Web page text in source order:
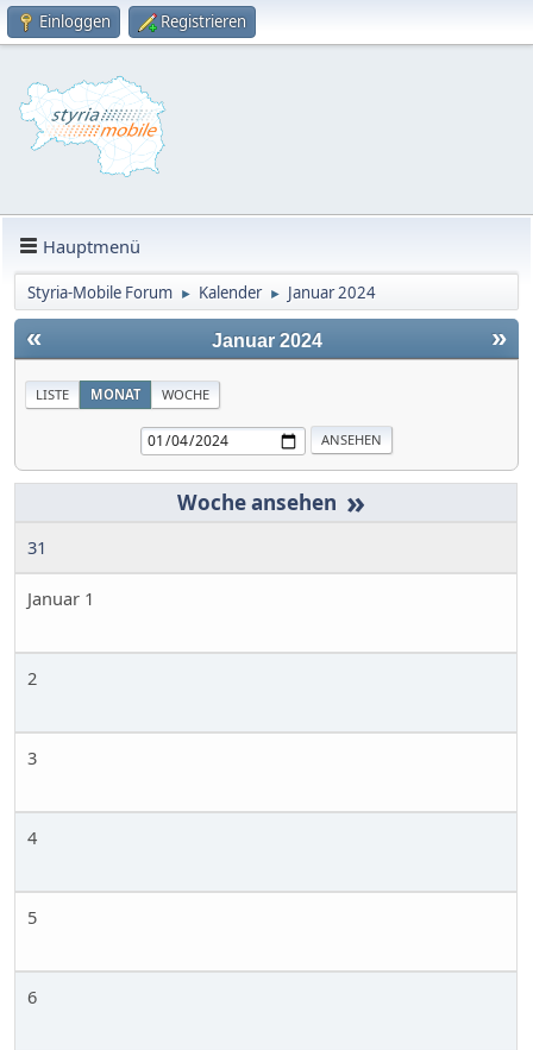
Einloggen Registrieren
Hauptmenü
Styria-Mobile Forum ► Kalender ► Januar 2024
« »
Januar 2024
LISTE MONAT WOCHE
»
31
Januar 1
2
3
4
5
6